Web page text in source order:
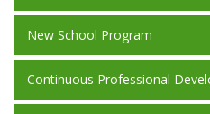
New School Program
Continuous Professional